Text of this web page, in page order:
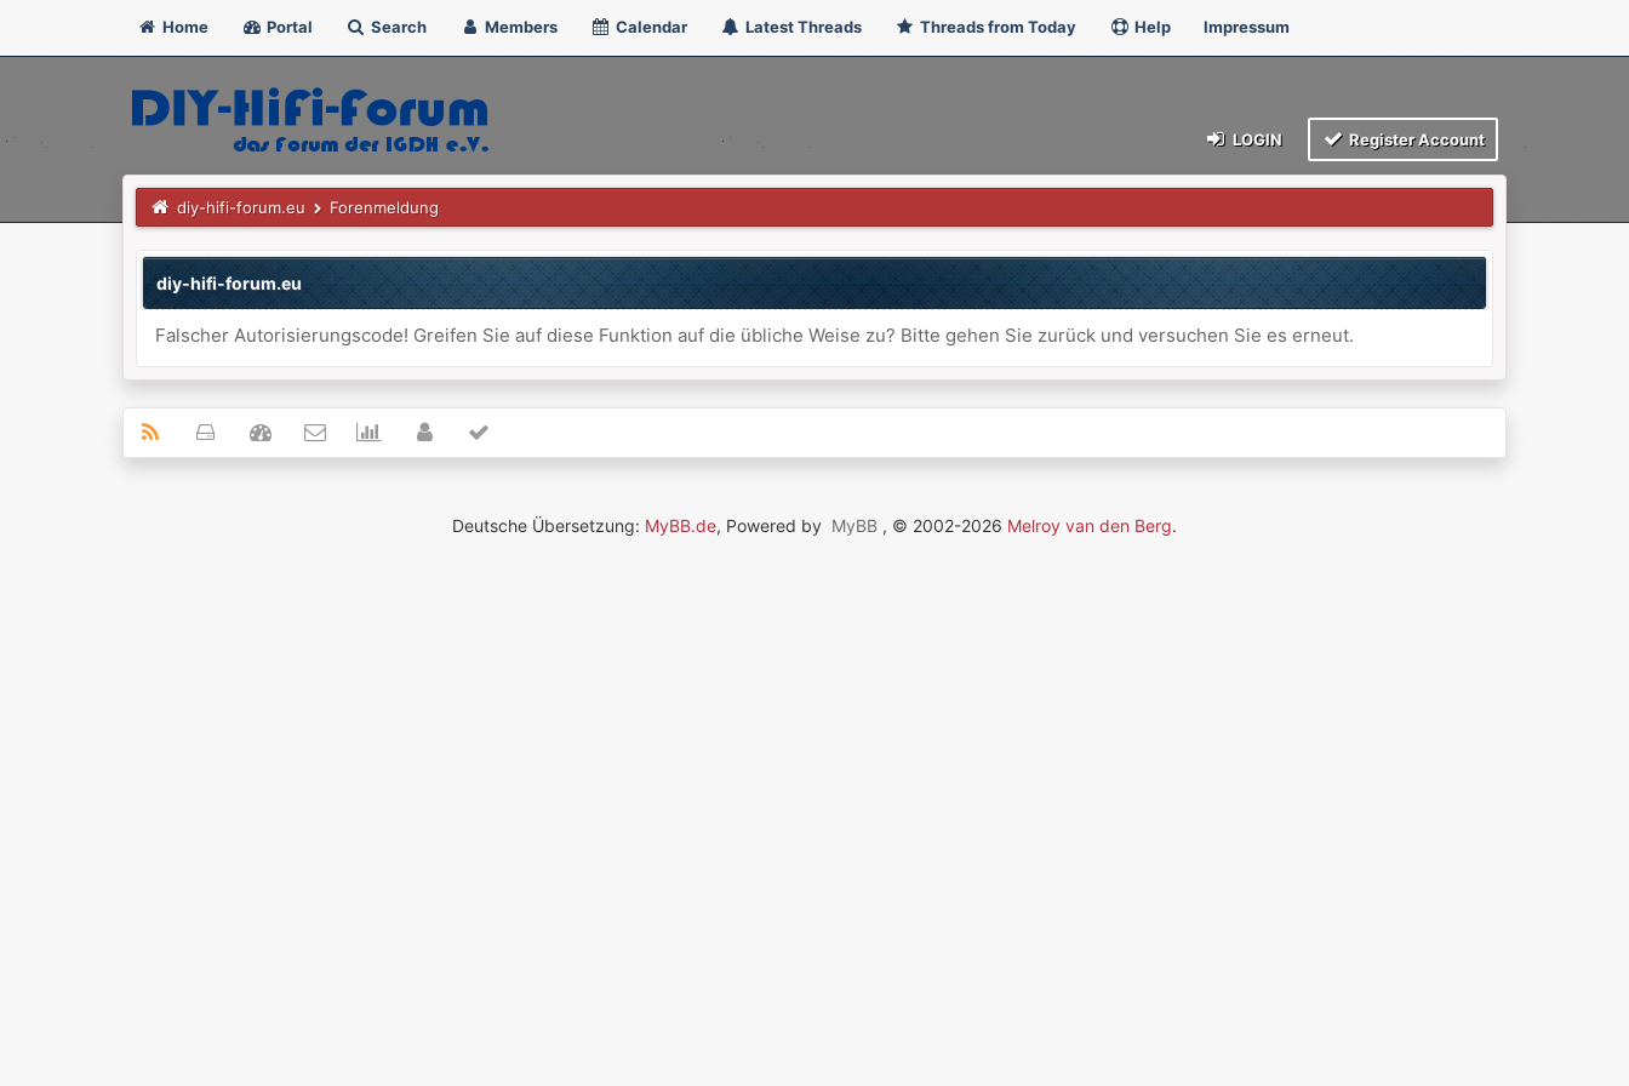
Home Portal Search Members Calendar Latest Threads Threads from Today Help Impressum
LOGIN Register Account
diy-hifi-forum.eu Forenmeldung
diy-hifi-forum.eu
Falscher Autorisierungscode! Greifen Sie auf diese Funktion auf die übliche Weise zu? Bitte gehen Sie zurück und versuchen Sie es erneut.
Deutsche Übersetzung: MyBB.de, Powered by MyBB , © 2002-2026 Melroy van den Berg.